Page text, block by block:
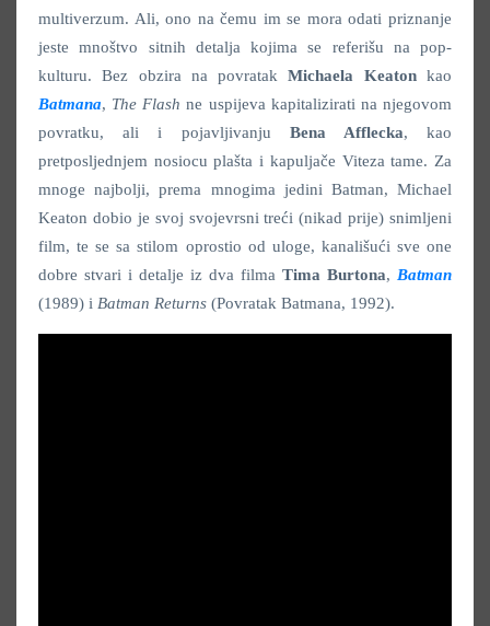
multiverzum. Ali, ono na čemu im se mora odati priznanje
jeste mnoštvo sitnih detalja kojima se referišu na pop-
kulturu. Bez obzira na povratakMichaela Keatonkao
Batmana, The Flashne uspijeva kapitalizirati na njegovom
povratku, ali i pojavljivanju Bena Afflecka, kao
pretposljednjem nosiocu plašta i kapuljače Viteza tame. Za
mnoge najbolji, prema mnogima jedini Batman, Michael
Keaton dobio je svoj svojevrsni treći (nikad prije) snimljeni
film, te se sa stilom oprostio od uloge, kanališući sve one
dobre stvari i detalje iz dva filma Tima Burtona, Batman
(1989) i Batman Returns (Povratak Batmana, 1992).